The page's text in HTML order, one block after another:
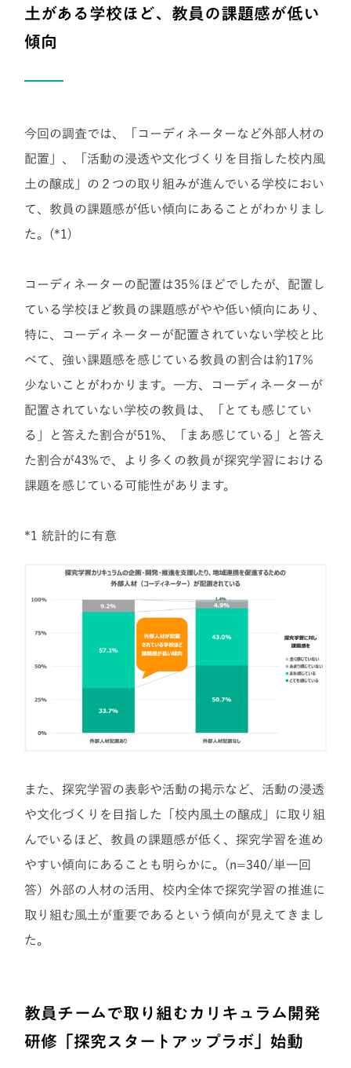
土がある学校ほど、教員の課題感が低い
傾向
今回の調査では、「コーディネーターなど外部人材の
配置」、「活動の浸透や文化づくりを目指した校内風
土の醸成」の２つの取り組みが進んでいる学校におい
て、教員の課題感が低い傾向にあることがわかりまし
た。(*1)
コーディネーターの配置は35％ほどでしたが、配置し
ている学校ほど教員の課題感がやや低い傾向にあり、
特に、コーディネーターが配置されていない学校と比
べて、強い課題感を感じている教員の割合は約17％
少ないことがわかります。一方、コーディネーターが
配置されていない学校の教員は、「とても感じてい
る」と答えた割合が51%、「まあ感じている」と答え
た割合が43%で、より多くの教員が探究学習における
課題を感じている可能性があります。
*1 統計的に有意
また、探究学習の表彰や活動の掲示など、活動の浸透
や文化づくりを目指した「校内風土の醸成」に取り組
んでいるほど、教員の課題感が低く、探究学習を進め
やすい傾向にあることも明らかに。(n=340/単一回
答）外部の人材の活用、校内全体で探究学習の推進に
取り組む風土が重要であるという傾向が見えてきまし
た。
教員チームで取り組むカリキュラム開発
研修「探究スタートアップラボ」始動